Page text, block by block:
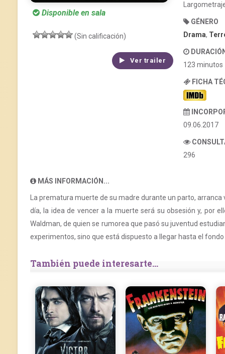
Disponible en sala
(Sin calificación)
Ver trailer
GÉNERO
Drama,
123 minutos
FICHA
09.06.2017
296
MÁS INFORMACIÓN...
La prematura muerte de su madre durante un parto,
día, la idea de vencer a la muerte será su obsesión y, por
Waldman, de quien se rumorea que pasó su juventud
experimentos, sino que está dispuesto a llegar hasta el
También puede interesarte...